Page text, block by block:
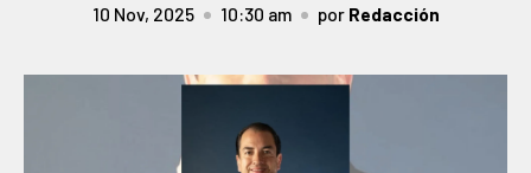
10 Nov, 2025 10:30 am por Redacción